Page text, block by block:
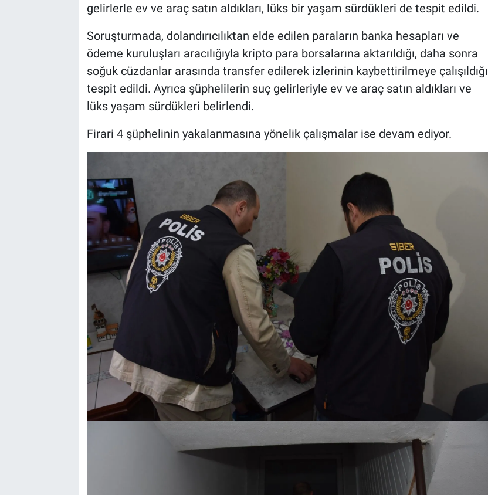
gelirlerle ev ve araç satın aldıkları, lüks bir yaşam sürdükleri de tespit edildi.
Soruşturmada, dolandırıcılıktan elde edilen paraların banka hesapları ve
ödeme kuruluşları aracılığıyla kripto para borsalarına aktarıldığı, daha sonra
soğuk cüzdanlar arasında transfer edilerek izlerinin kaybettirilmeye çalışıldığı
tespit edildi. Ayrıca şüphelilerin suç gelirleriyle ev ve araç satın aldıkları ve
lüks yaşam sürdükleri belirlendi.
Firari 4 şüphelinin yakalanmasına yönelik çalışmalar ise devam ediyor.